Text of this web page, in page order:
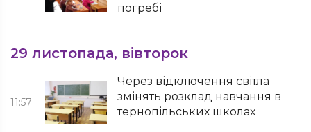
погребі
29 листопада, вівторок
11:57
Через відключення світла
змінять розклад навчання в
тернопільських школах